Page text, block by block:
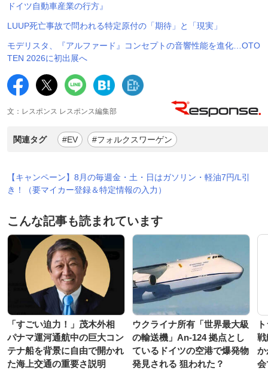
ドイツ自動車産業の行方』
LUUP死亡事故で問われる特定原付の「期待」と「現実」
モデリスタ、『アルファード』コンセプトの音響性能を進化…OTO
TEN 2026に初出展へ
文：レスポンス レスポンス編集部
関連タグ #EV #フォルクスワーゲン
【キャンペーン】8月の毎週金・土・日はガソリン・軽油7円/L引
き！（要マイカー登録＆特定情報の入力）
こんな記事も読まれています
「すごい迫力！」茂木外相
パナマ運河通航中の巨大コン
テナ船を背景に自由で開かれ
た海上交通の重要さ説明
ウクライナ所有「世界最大級
の輸送機」An-124 拠点とし
ているドイツの空港で爆発物
発見される 狙われた？
戦
会